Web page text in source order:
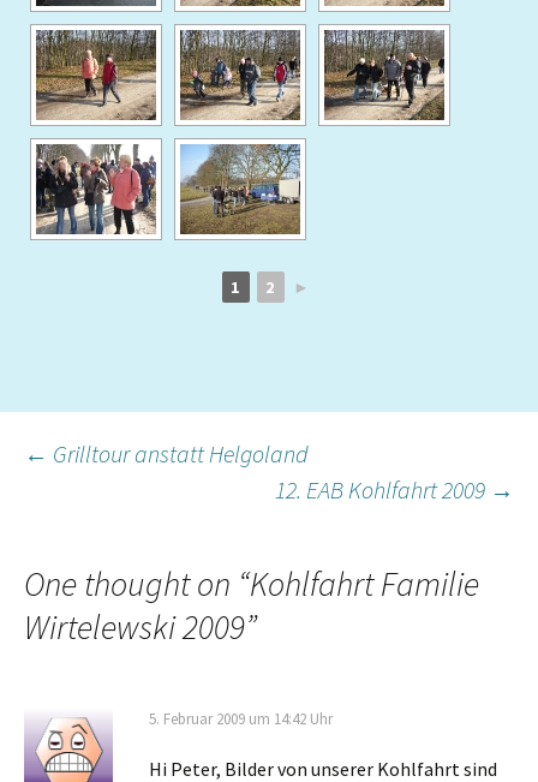
1 2 ►
Post
← Grilltour anstatt Helgoland
12. EAB Kohlfahrt 2009 →
One thought on “Kohlfahrt Familie
Wirtelewski 2009”
5. Februar 2009 um 14:42 Uhr
Hi Peter, Bilder von unserer Kohlfahrt sind